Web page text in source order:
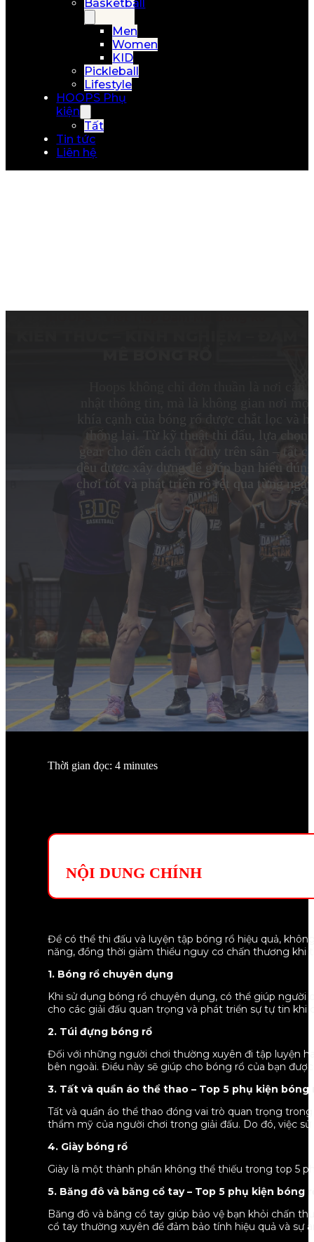
Basketball
Men
Women
KID
Pickleball
Lifestyle
HOOPS Phụ
kiện
Tất
Tin tức
Liên hệ
khía cạnh của bóng rổ được chắt lọc và
thống lại. Từ kỹ thuật thi đấu, lựa chọn
gear cho đến cách tư duy trên sân – tất cả
đều được xây dựng để giúp bạn hiểu
chơi tốt và phát triển rõ rệt qua từng
Thời gian đọc: 4 minutes
NỘI DUNG CHÍNH
Để có thể thi đấu và luyện tập bóng rổ hiệu quả,
năng, đồng thời giảm thiểu nguy cơ chấn thương khi
1. Bóng rổ chuyên dụng
Khi sử dụng bóng rổ chuyên dụng, có thể giúp người
cho các giải đấu quan trọng và phát triển sự tự tin khi
2. Túi đựng bóng rổ
Đối với những người chơi thường xuyên đi tập luyện
bên ngoài. Điều này sẽ giúp cho bóng rổ của bạn
3. Tất và quần áo thể thao – Top 5 phụ kiện bóng
Tất và quần áo thể thao đóng vai trò quan trọng
thẩm mỹ của người chơi trong giải đấu. Do đó, việc
4. Giày bóng rổ
Giày là một thành phần không thể thiếu trong top 5
5. Băng đô và băng cổ tay – Top 5 phụ kiện bóng
Băng đô và băng cổ tay giúp bảo vệ bạn khỏi chấn
cổ tay thường xuyên để đảm bảo tính hiệu quả và sự